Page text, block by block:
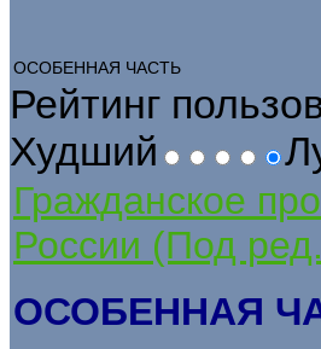
ОСОБЕННАЯ ЧАСТЬ
Рейтинг
Худший
Гражданское
России (Под
ОСОБЕННАЯ